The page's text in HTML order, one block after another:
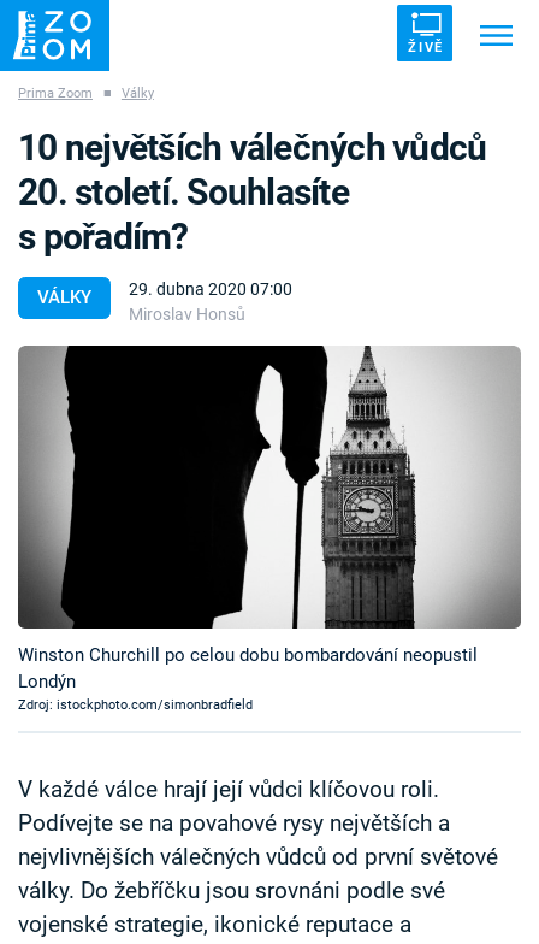
ŽIVĚ
ZÁHADY VETŘELCI DÁVNOVĚKU
Témata
Témata
Pořady
TV Program
Časopis
Sledujte prima+
Přihlášení
Sledujte nás
Prima Zoom ■ Války
VÁLKY
29. dubna 2020 07:00
Miroslav Honsů
10 největších válečných vůdců
20. století. Souhlasíte
s pořadím?
Winston Churchill po celou dobu bombardování neopustil
Londýn
Zdroj: istockphoto.com/simonbradfield
V každé válce hrají její vůdci klíčovou roli.
Podívejte se na povahové rysy největších a
nejvlivnějších válečných vůdců od první světové
války. Do žebříčku jsou srovnáni podle své
vojenské strategie, ikonické reputace a